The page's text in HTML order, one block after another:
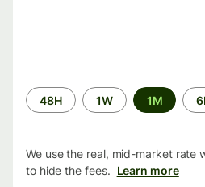
Time
period
48H 1W 1M
We use the real, mid-market rate
to hide the fees. Learn more